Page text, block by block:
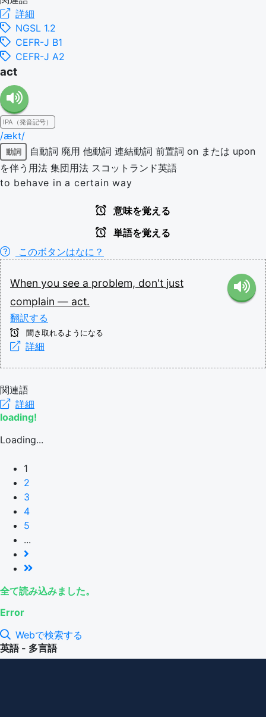
詳細
NGSL 1.2
CEFR-J B1
CEFR-J A2
act
IPA（発音記号）
/ækt/
動詞 自動詞 廃用 他動詞 連結動詞 前置詞 on または upon
を伴う用法 集団用法 スコットランド英語
to behave in a certain way
意味を覚える
単語を覚える
このボタンはなに？
When you see a problem, don't just
complain — act.
翻訳する
聞き取れるようになる
詳細
関連語
詳細
loading!
Loading...
1
2
3
4
5
...
全て読み込みました。
Error
Webで検索する
英語 - 多言語